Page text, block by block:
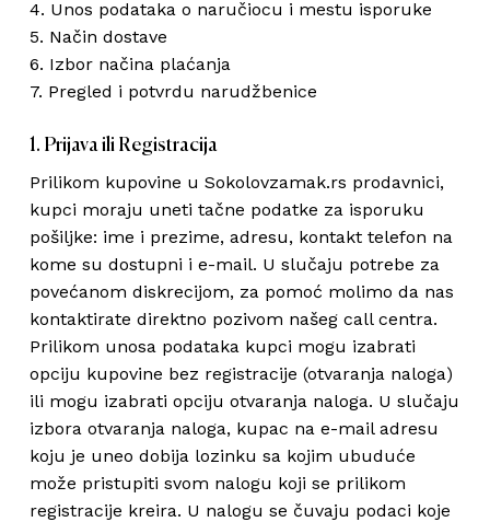
4. Unos podataka o naručiocu i mestu isporuke
5. Način dostave
6. Izbor načina plaćanja
7. Pregled i potvrdu narudžbenice
1. Prijava ili Registracija
Prilikom kupovine u Sokolovzamak.rs prodavnici,
kupci moraju uneti tačne podatke za isporuku
pošiljke: ime i prezime, adresu, kontakt telefon na
kome su dostupni i e-mail. U slučaju potrebe za
povećanom diskrecijom, za pomoć molimo da nas
kontaktirate direktno pozivom našeg call centra.
Prilikom unosa podataka kupci mogu izabrati
opciju kupovine bez registracije (otvaranja naloga)
ili mogu izabrati opciju otvaranja naloga. U slučaju
izbora otvaranja naloga, kupac na e-mail adresu
koju je uneo dobija lozinku sa kojim ubuduće
može pristupiti svom nalogu koji se prilikom
registracije kreira. U nalogu se čuvaju podaci koje